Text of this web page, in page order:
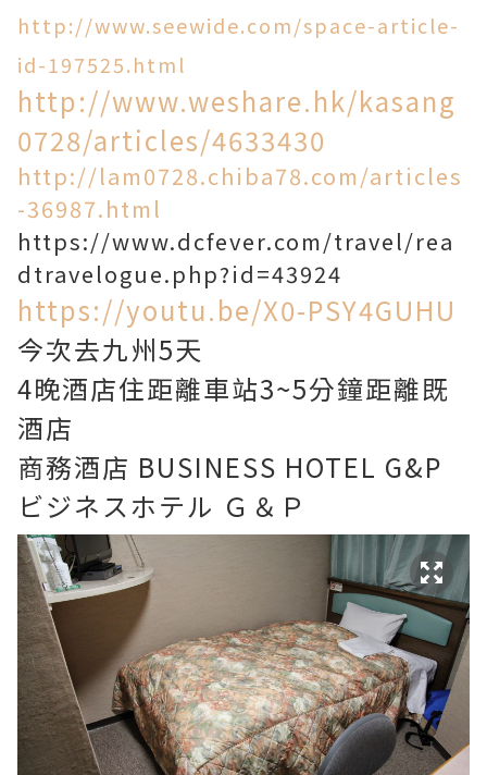
http://www.seewide.com/space-article-
id-197525.html
http://www.weshare.hk/kasang
0728/articles/4633430
http://lam0728.chiba78.com/articles
-36987.html
https://www.dcfever.com/travel/rea
dtravelogue.php?id=43924
https://youtu.be/X0-PSY4GUHU
今次去九州5天
4晚酒店住距離車站3~5分鐘距離既
酒店
商務酒店 BUSINESS HOTEL G&P
ビジネスホテル Ｇ＆Ｐ